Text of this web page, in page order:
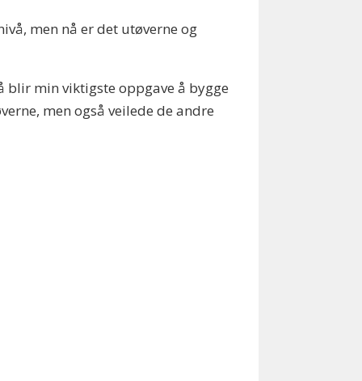
men nå er det utøverne og
blir min viktigste oppgave å bygge
men også veilede de andre